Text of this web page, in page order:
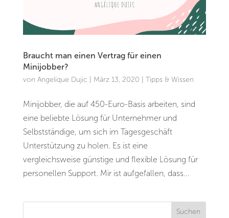
Braucht man einen Vertrag für einen
Minijobber?
von Angelique Dujic März 13, 2020 Tipps & Wissen
Minijobber, die auf 450-Euro-Basis arbeiten, sind
eine beliebte Lösung für Unternehmer und
Selbstständige, um sich im Tagesgeschäft
Unterstützung zu holen. Es ist eine
vergleichsweise günstige und flexible Lösung für
personellen Support. Mir ist aufgefallen, dass...